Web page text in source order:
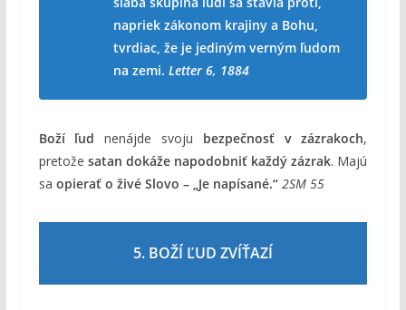
napriek zákonom krajiny a Bohu,
tvrdiac, že je jediným verným ľudom
na zemi. Letter 6, 1884
Boží ľud nenájde svoju bezpečnosť v zázrakoch,
pretože satan dokáže napodobniť každý zázrak. Majú
sa opierať o živé Slovo – „Je napísané.“ 2SM 55
5. BOŽÍ ĽUD ZVÍŤAZÍ